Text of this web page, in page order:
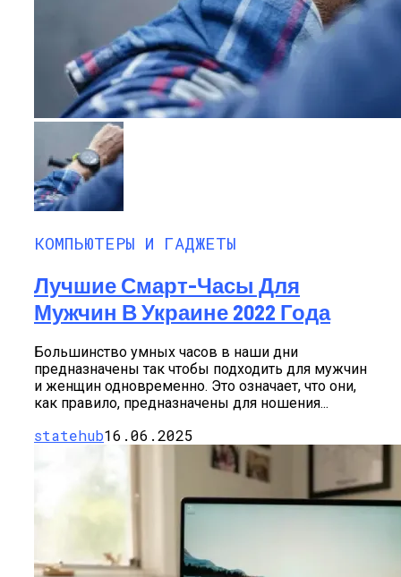
КОМПЬЮТЕРЫ И ГАДЖЕТЫ
Лучшие Смарт-Часы Для
Мужчин В Украине 2022 Года
Большинство умных часов в наши дни
предназначены так чтобы подходить для мужчин
и женщин одновременно. Это означает, что они,
как правило, предназначены для ношения...
statehub16.06.2025